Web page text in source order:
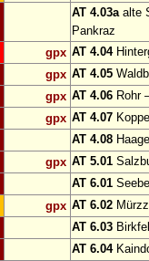
AT 4.03aalte
Pankraz
gpx AT 4.04
gpx AT 4.05
gpx AT 4.06 Rohr
gpx AT 4.07
AT 4.08
gpx AT 5.01
AT 6.01
gpx AT 6.02
AT 6.03
AT 6.04